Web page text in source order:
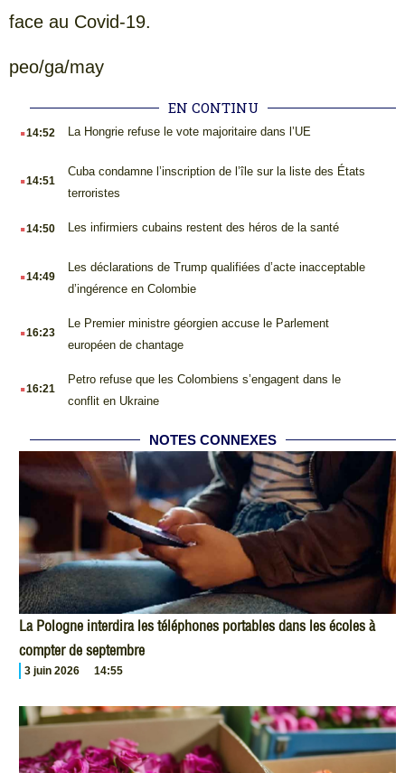
face au Covid-19.
peo/ga/may
EN CONTINU
.14:52 La Hongrie refuse le vote majoritaire dans l’UE
.14:51
Cuba condamne l’inscription de l’île sur la liste des États
terroristes
.14:50 Les infirmiers cubains restent des héros de la santé
.14:49
Les déclarations de Trump qualifiées d’acte inacceptable
d’ingérence en Colombie
.16:23
Le Premier ministre géorgien accuse le Parlement
européen de chantage
.16:21
Petro refuse que les Colombiens s’engagent dans le
conflit en Ukraine
NOTES CONNEXES
La Pologne interdira les téléphones portables dans les écoles à
compter de septembre
3 juin 2026 14:55